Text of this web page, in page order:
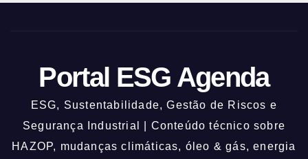
Portal ESG Agenda
ESG, Sustentabilidade, Gestão de Riscos e
Segurança Industrial | Conteúdo técnico sobre
HAZOP, mudanças climáticas, óleo & gás, energia